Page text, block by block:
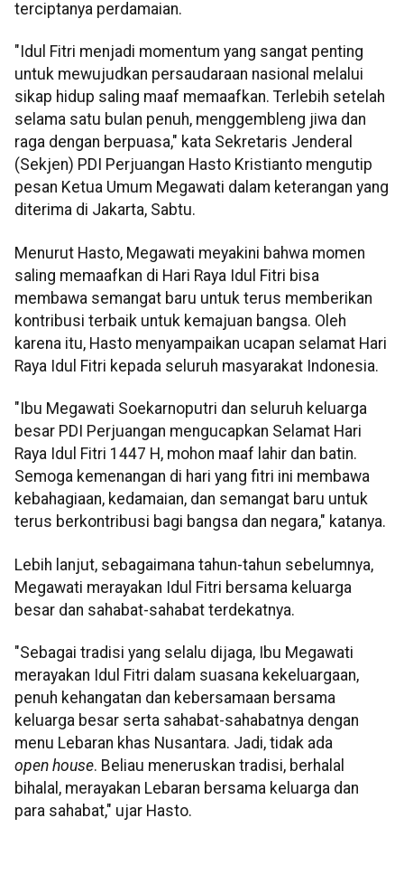
terciptanya perdamaian.
"Idul Fitri menjadi momentum yang sangat penting
untuk mewujudkan persaudaraan nasional melalui
sikap hidup saling maaf memaafkan. Terlebih setelah
selama satu bulan penuh, menggembleng jiwa dan
raga dengan berpuasa," kata Sekretaris Jenderal
(Sekjen) PDI Perjuangan Hasto Kristianto mengutip
pesan Ketua Umum Megawati dalam keterangan yang
diterima di Jakarta, Sabtu.
Menurut Hasto, Megawati meyakini bahwa momen
saling memaafkan di Hari Raya Idul Fitri bisa
membawa semangat baru untuk terus memberikan
kontribusi terbaik untuk kemajuan bangsa. Oleh
karena itu, Hasto menyampaikan ucapan selamat Hari
Raya Idul Fitri kepada seluruh masyarakat Indonesia.
"Ibu Megawati Soekarnoputri dan seluruh keluarga
besar PDI Perjuangan mengucapkan Selamat Hari
Raya Idul Fitri 1447 H, mohon maaf lahir dan batin.
Semoga kemenangan di hari yang fitri ini membawa
kebahagiaan, kedamaian, dan semangat baru untuk
terus berkontribusi bagi bangsa dan negara," katanya.
Lebih lanjut, sebagaimana tahun-tahun sebelumnya,
Megawati merayakan Idul Fitri bersama keluarga
besar dan sahabat-sahabat terdekatnya.
"Sebagai tradisi yang selalu dijaga, Ibu Megawati
merayakan Idul Fitri dalam suasana kekeluargaan,
penuh kehangatan dan kebersamaan bersama
keluarga besar serta sahabat-sahabatnya dengan
menu Lebaran khas Nusantara. Jadi, tidak ada
open house. Beliau meneruskan tradisi, berhalal
bihalal, merayakan Lebaran bersama keluarga dan
para sahabat," ujar Hasto.